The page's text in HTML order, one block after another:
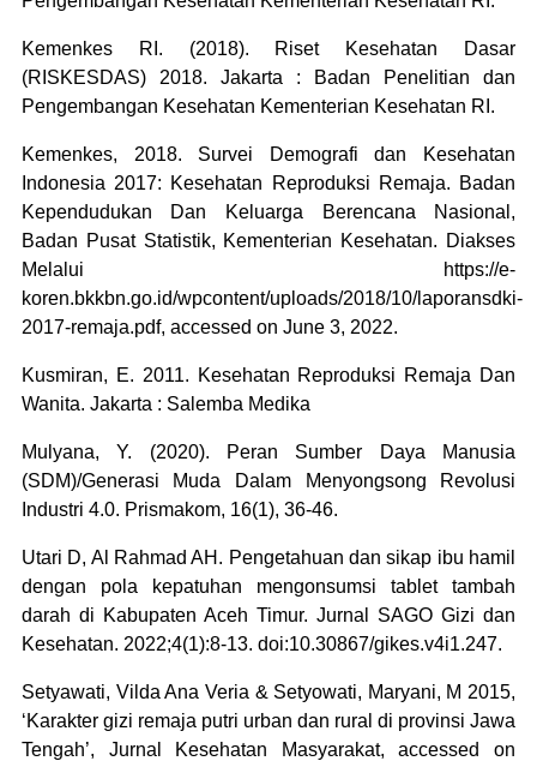
Kemenkes RI. (2018). Riset Kesehatan Dasar
(RISKESDAS) 2018. Jakarta : Badan Penelitian dan
Pengembangan Kesehatan Kementerian Kesehatan RI.
Kemenkes, 2018. Survei Demografi dan Kesehatan
Indonesia 2017: Kesehatan Reproduksi Remaja. Badan
Kependudukan Dan Keluarga Berencana Nasional,
Badan Pusat Statistik, Kementerian Kesehatan. Diakses
Melalui https://e-
koren.bkkbn.go.id/wpcontent/uploads/2018/10/laporansdki-
2017-remaja.pdf, accessed on June 3, 2022.
Kusmiran, E. 2011. Kesehatan Reproduksi Remaja Dan
Wanita. Jakarta : Salemba Medika
Mulyana, Y. (2020). Peran Sumber Daya Manusia
(SDM)/Generasi Muda Dalam Menyongsong Revolusi
Industri 4.0. Prismakom, 16(1), 36-46.
Utari D, Al Rahmad AH. Pengetahuan dan sikap ibu hamil
dengan pola kepatuhan mengonsumsi tablet tambah
darah di Kabupaten Aceh Timur. Jurnal SAGO Gizi dan
Kesehatan. 2022;4(1):8-13. doi:10.30867/gikes.v4i1.247.
Setyawati, Vilda Ana Veria & Setyowati, Maryani, M 2015,
‘Karakter gizi remaja putri urban dan rural di provinsi Jawa
Tengah’, Jurnal Kesehatan Masyarakat, accessed on